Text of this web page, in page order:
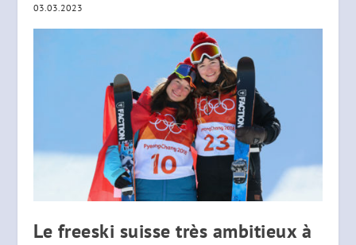
03.03.2023
Le freeski suisse très ambitieux à